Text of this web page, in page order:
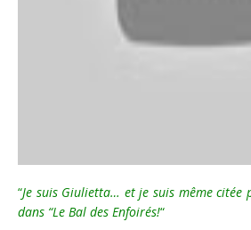
“Je suis Giulietta… et je suis même citée
dans “Le Bal des Enfoirés!“